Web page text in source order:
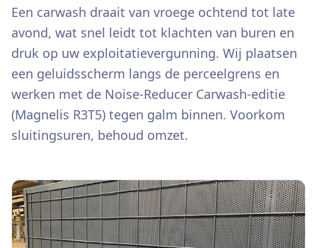
Een carwash draait van vroege ochtend tot late
avond, wat snel leidt tot klachten van buren en
druk op uw exploitatievergunning. Wij plaatsen
een geluidsscherm langs de perceelgrens en
werken met de Noise-Reducer Carwash-editie
(Magnelis R3T5) tegen galm binnen. Voorkom
sluitingsuren, behoud omzet.